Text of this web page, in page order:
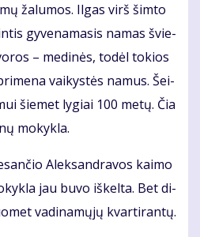
ža­lu­mos. Il­gas virš šim­to
gy­ve­na­ma­sis na­mas švie­
– me­di­nės, to­dėl to­kios
vai­kys­tės na­mus. Šei­
šie­met ly­giai 100 me­tų. Čia
mo­kyk­la.
Alek­san­dra­vos kai­mo
jau bu­vo iš­kel­ta. Bet di­
va­di­na­mų­jų kvar­ti­ran­tų.